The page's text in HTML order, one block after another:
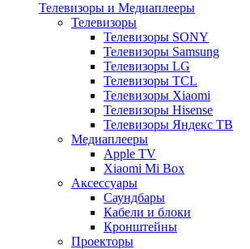
Телевизоры и Медиаплееры
Телевизоры
Телевизоры SONY
Телевизоры Samsung
Телевизоры LG
Телевизоры TCL
Телевизоры Xiaomi
Телевизоры Hisense
Телевизоры Яндекс ТВ
Медиаплееры
Apple TV
Xiaomi Mi Box
Аксессуары
Саундбары
Кабели и блоки
Кронштейны
Проекторы